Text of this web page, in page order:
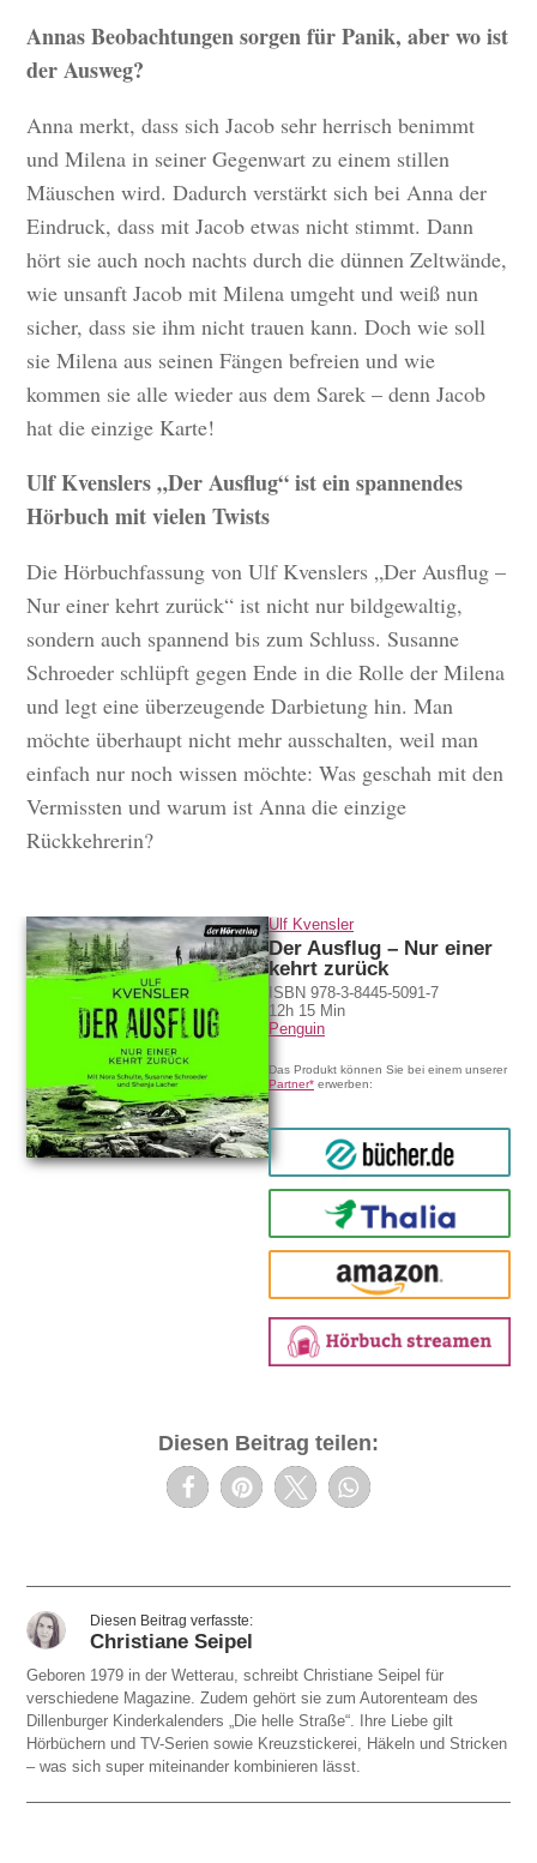
Annas Beobachtungen sorgen für Panik, aber wo ist
der Ausweg?
Anna merkt, dass sich Jacob sehr herrisch benimmt
und Milena in seiner Gegenwart zu einem stillen
Mäuschen wird. Dadurch verstärkt sich bei Anna der
Eindruck, dass mit Jacob etwas nicht stimmt. Dann
hört sie auch noch nachts durch die dünnen Zeltwände,
wie unsanft Jacob mit Milena umgeht und weiß nun
sicher, dass sie ihm nicht trauen kann. Doch wie soll
sie Milena aus seinen Fängen befreien und wie
kommen sie alle wieder aus dem Sarek – denn Jacob
hat die einzige Karte!
Ulf Kvenslers „Der Ausflug“ ist ein spannendes
Hörbuch mit vielen Twists
Die Hörbuchfassung von Ulf Kvenslers „Der Ausflug –
Nur einer kehrt zurück“ ist nicht nur bildgewaltig,
sondern auch spannend bis zum Schluss. Susanne
Schroeder schlüpft gegen Ende in die Rolle der Milena
und legt eine überzeugende Darbietung hin. Man
möchte überhaupt nicht mehr ausschalten, weil man
einfach nur noch wissen möchte: Was geschah mit den
Vermissten und warum ist Anna die einzige
Rückkehrerin?
Ulf Kvensler
Der Ausflug – Nur einer
kehrt zurück
ISBN 978-3-8445-5091-7
12h 15 Min
Penguin
Das Produkt können Sie bei einem unserer
Partner* erwerben:
bücher.de
Thalia
amazon
Diesen Beitrag teilen:
Christiane Seipel
Geboren 1979 in der Wetterau, schreibt Christiane Seipel für
verschiedene Magazine. Zudem gehört sie zum Autorenteam des
Dillenburger Kinderkalenders „Die helle Straße“. Ihre Liebe gilt
Hörbüchern und TV-Serien sowie Kreuzstickerei, Häkeln und Stricken
– was sich super miteinander kombinieren lässt.